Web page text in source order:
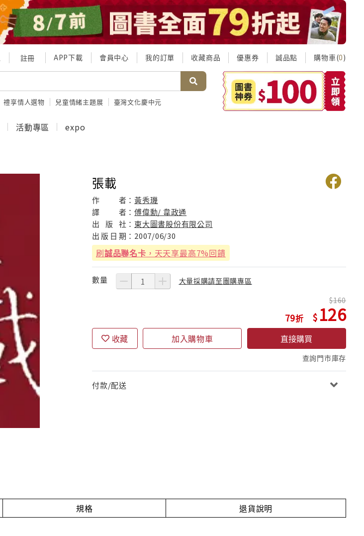
註冊 APP下載 會員中心 我的訂單 收藏商品 優惠券 誠品點 購物車(0)
禮享情人選物 兒童情緒主題展 臺灣文化慶中元
活動專區 expo
張載
作 者：黃秀璣
譯
者：傅偉勳/ 韋政通
出
版 社： 東大圖書股份有限公司
出 版 日 期： 2007/06/30
刷誠品聯名卡 ，天天享最高7%回饋
數量 大量採購請至團購專區
79
160
126
收藏 加入購物車 直接購買
查詢門市庫存
付款/配送
規格 退貨說明